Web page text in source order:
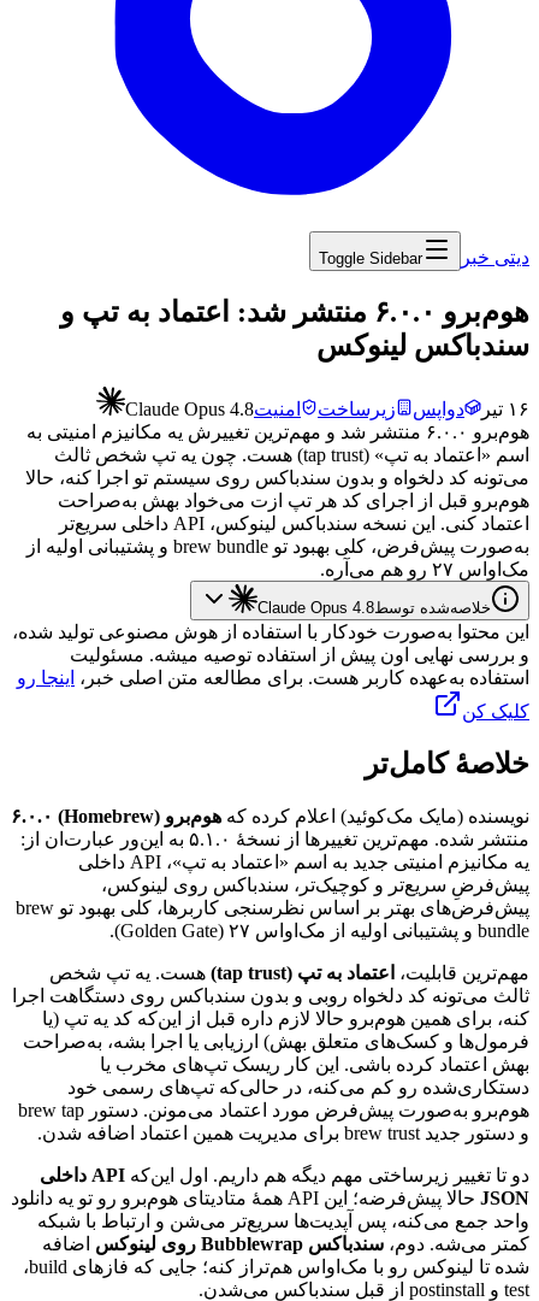
دیتی خبر Toggle Sidebar
‏هوم‌برو ۶.۰.۰ منتشر شد: اعتماد به تپ و
سندباکس لینوکس
۱۶ تیر دواپس زیرساخت امنیتClaude Opus 4.8
هوم‌برو ۶.۰.۰ منتشر شد و مهم‌ترین تغییرش یه مکانیزم امنیتی به
اسم «اعتماد به تپ» (tap trust) هست. چون یه تپ شخص ثالث
می‌تونه کد دلخواه و بدون سندباکس روی سیستم تو اجرا کنه، حالا
هوم‌برو قبل از اجرای کد هر تپ ازت می‌خواد بهش به‌صراحت
اعتماد کنی. این نسخه سندباکس لینوکس، API داخلی سریع‌تر
به‌صورت پیش‌فرض، کلی بهبود تو brew bundle و پشتیبانی اولیه از
مک‌اواس ۲۷ رو هم می‌آره.
خلاصه‌شده توسطClaude Opus 4.8
این محتوا به‌صورت خودکار با استفاده از هوش مصنوعی تولید شده،
و بررسی نهایی اون پیش از استفاده توصیه میشه. مسئولیت
استفاده به‌عهده کاربر هست. برای مطالعه متن اصلی خبر، اینجا رو
کلیک کن
خلاصهٔ کامل‌تر
نویسنده (مایک مک‌کوئید) اعلام کرده که هوم‌برو (Homebrew) ۶.۰.۰
منتشر شده. مهم‌ترین تغییرها از نسخهٔ ۵.۱.۰ به این‌ور عبارت‌ان از:
یه مکانیزم امنیتی جدید به اسم «اعتماد به تپ»، API داخلی
پیش‌فرضِ سریع‌تر و کوچیک‌تر، سندباکس روی لینوکس،
پیش‌فرض‌های بهتر بر اساس نظرسنجی کاربرها، کلی بهبود تو brew
bundle و پشتیبانی اولیه از مک‌اواس ۲۷ (Golden Gate)
.
مهم‌ترین قابلیت، اعتماد به تپ (tap trust) هست. یه تپ شخص
ثالث می‌تونه کد دلخواه روبی و بدون سندباکس روی دستگاهت اجرا
کنه، برای همین هوم‌برو حالا لازم داره قبل از این‌که کد یه تپ (یا
فرمول‌ها و کسک‌های متعلق بهش) ارزیابی یا اجرا بشه، به‌صراحت
بهش
اعتماد کرده باشی. این کار ریسک تپ‌های مخرب یا
دستکاری‌شده رو کم می‌کنه، در حالی‌که تپ‌های رسمی خود
هوم‌برو به‌صورت پیش‌فرض مورد اعتماد می‌مونن. دستور brew tap
و دستور جدید brew trust برای مدیریت همین اعتماد اضافه شدن.
دو تا تغییر زیرساختی مهم دیگه هم داریم. اول این‌که API داخلی
JSON حالا پیش‌فرضه؛ این API همهٔ متادیتای هوم‌برو رو تو یه دانلود
واحد جمع می‌کنه، پس آپدیت‌ها سریع‌تر می‌شن و ارتباط با شبکه
کمتر می‌شه. دوم، سندباکس Bubblewrap روی لینوکس اضافه
شده تا لینوکس رو با مک‌اواس هم‌تراز کنه؛ جایی که فازهای build،
test و postinstall از قبل سندباکس می‌شدن.